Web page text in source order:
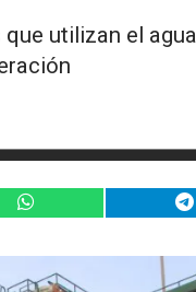
utilizan el agua